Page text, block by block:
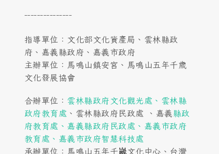
---------------
指導單位：文化部文化資產局、雲林縣政
府、嘉義縣政府、嘉義市政府
主辦單位：馬鳴山鎮安宮、馬鳴山五年千歲
文化發展協會
合辦單位： 雲林縣政府文化觀光處、雲林縣
政府教育處 、雲林縣政府民政處 、嘉義 縣政
府教育處、嘉義縣政府民政處 、 嘉義市政府
教育處、嘉義市政府智慧科技處
承辦單位：馬鳴山五年千嵗文化中心、台灣